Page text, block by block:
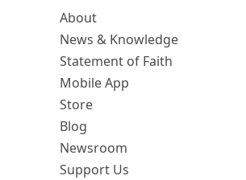
About
News & Knowledge
Statement of Faith
Mobile App
Store
Blog
Newsroom
Support Us